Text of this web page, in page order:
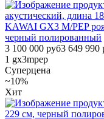
KAWAI GX3 M/PEP
черный полированный
3 100 000 руб3 649 990
1 gx3mpep
Суперцена
~10%
Хит